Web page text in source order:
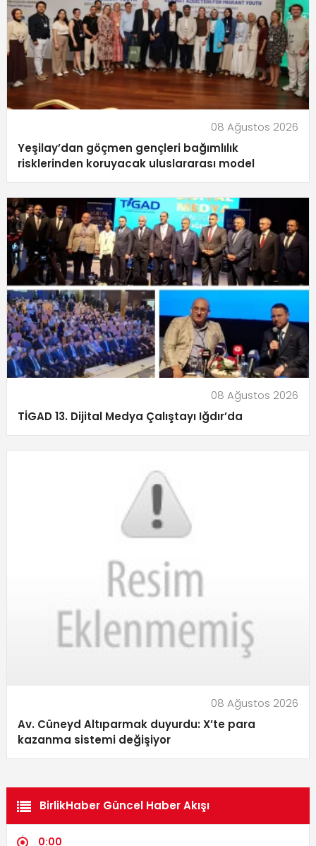
08 Ağustos 2026
Yeşilay’dan göçmen gençleri bağımlılık
risklerinden koruyacak uluslararası model
08 Ağustos 2026
TİGAD 13. Dijital Medya Çalıştayı Iğdır’da
08 Ağustos 2026
Av. Cüneyd Altıparmak duyurdu: X’te para
kazanma sistemi değişiyor
BirlikHaber Güncel Haber Akışı
0:00